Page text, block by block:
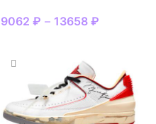
9062 ₽ – 13658 ₽